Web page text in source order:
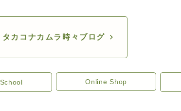
タカコナカムラ時々ブログ
School Online Shop